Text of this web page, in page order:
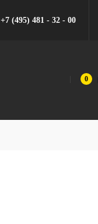
+7 (495) 481 - 32 - 00
0